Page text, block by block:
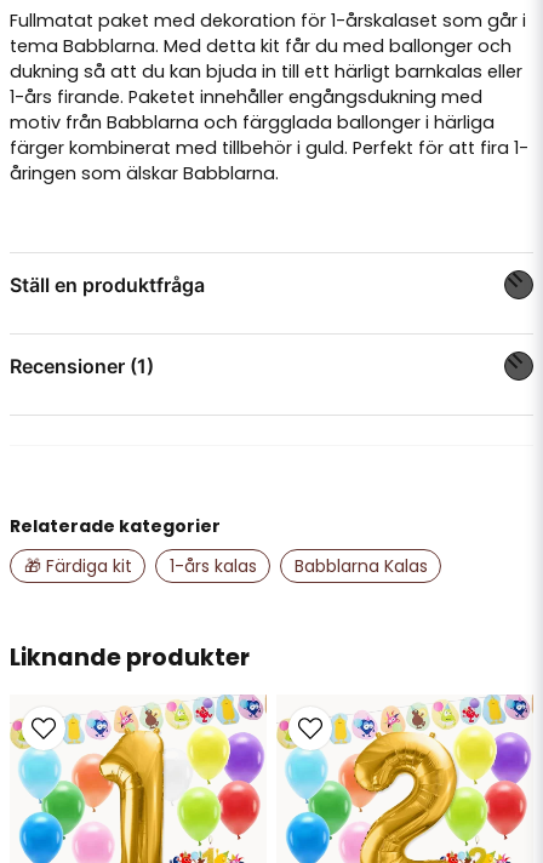
Fullmatat paket med dekoration för 1-årskalaset som går i
tema Babblarna. Med detta kit får du med ballonger och
dukning så att du kan bjuda in till ett härligt barnkalas eller
1-års firande. Paketet innehåller engångsdukning med
motiv från Babblarna och färgglada ballonger i härliga
färger kombinerat med tillbehör i guld. Perfekt för att fira 1-
åringen som älskar Babblarna.
Ställ en produktfråga
Fråga oss något om denna produkten...
email
Mejladress
Ja, ni får publicera min fråga
Recensioner (1)
Liknande produkter
Relaterade kategorier
🎁 Färdiga kit
1-års kalas Babblarna Kalas